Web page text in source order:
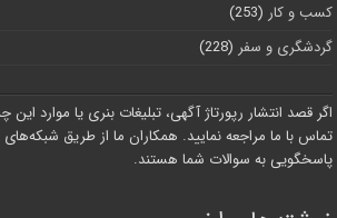
کسب و کار (253)
گردشگری و سفر (228)
اگر قصد انتشار رپورتاژ آگهی، تبلیغات بنری یا موارد
تماس با ما مراجعه نمایید. همکاران ما از طریق شبکه‌های
پاسخگویی به سوالات شما هستند.